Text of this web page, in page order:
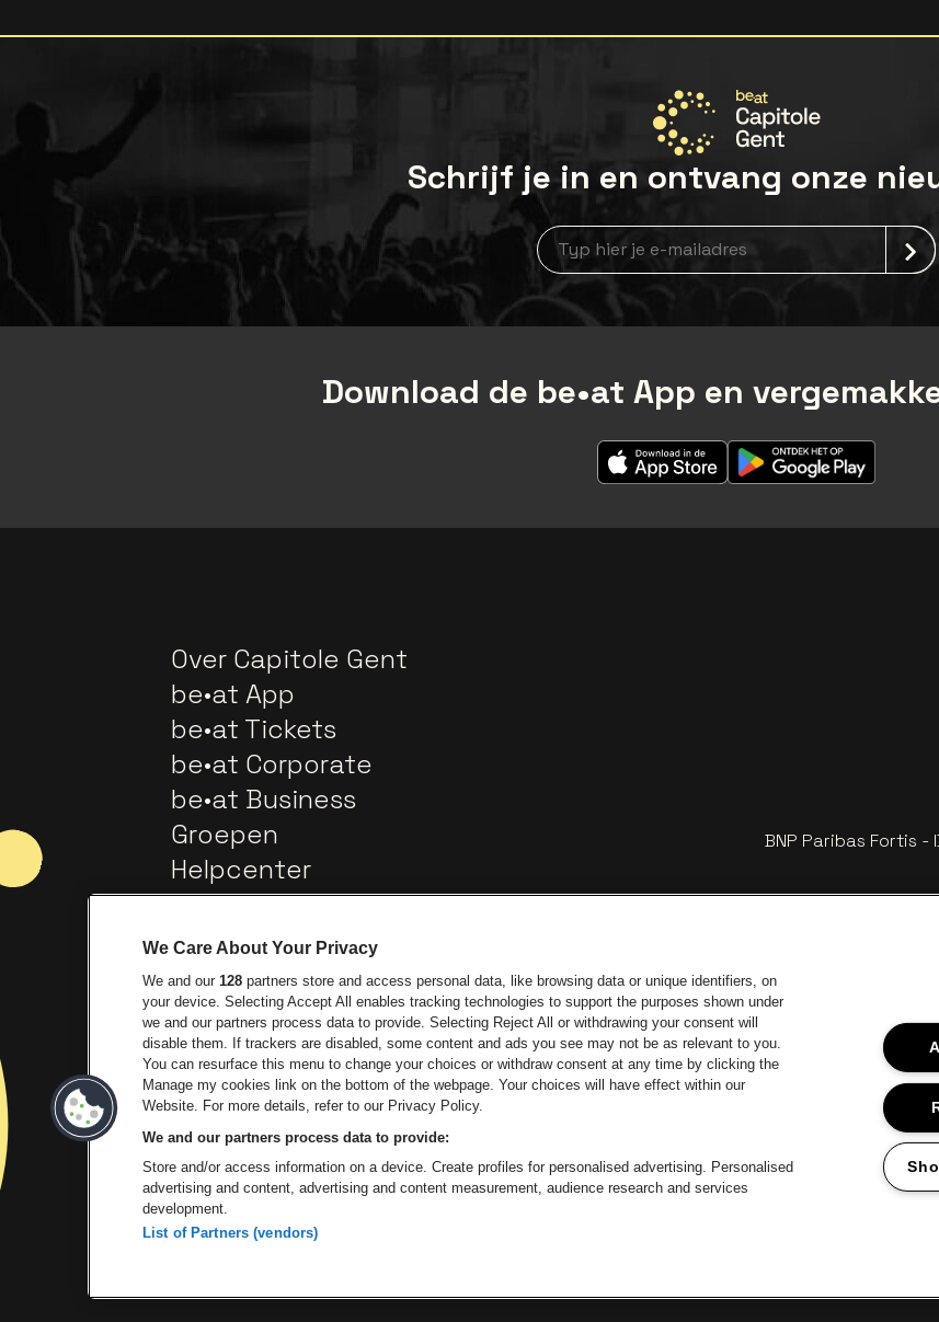
Schrijf je in en ontvang onze
Nieuwsbrief aanmelding
Download de be•at App en
Over Capitole Gent
be•at App
be•at Tickets
be•at Corporate
be•at Business
Groepen
Helpcenter
Contact
BNP Paribas Fortis -
Ga naar de website van Europcar
Ga naar de website van JupilerGa naar de website van Coca-
Ga
Ga naar de website van Het logo van Jameson in offwhite
Ga naar de website van HetGa
We Care About Your Privacy
We and our 128 partners store and access personal data, like browsing data or unique identifiers, on
your device. Selecting Accept All enables tracking technologies to support the purposes shown under
we and our partners process data to provide. Selecting Reject All or withdrawing your consent will
disable them. If trackers are disabled, some content and ads you see may not be as relevant to you.
You can resurface this menu to change your choices or withdraw consent at any time by clicking the
Manage my cookies link on the bottom of the webpage. Your choices will have effect within our
Website. For more details, refer to our Privacy Policy.
We and our partners process data to provide:
Store and/or access information on a device. Create profiles for personalised advertising. Personalised
advertising and content, advertising and content measurement, audience research and services
development.
List of Partners (vendors)